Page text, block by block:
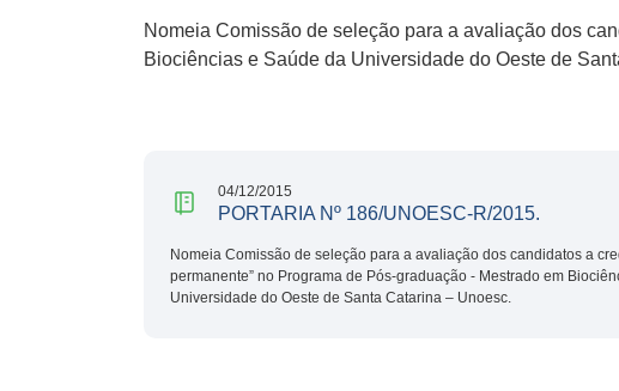
Nomeia Comissão de seleção para a avaliação dos
Biociências e Saúde da Universidade do Oeste de
04/12/2015
PORTARIA Nº 186/UNOESC-R/2015.
Nomeia Comissão de seleção para a avaliação dos candidatos a
permanente” no Programa de Pós-graduação - Mestrado em
Universidade do Oeste de Santa Catarina – Unoesc.